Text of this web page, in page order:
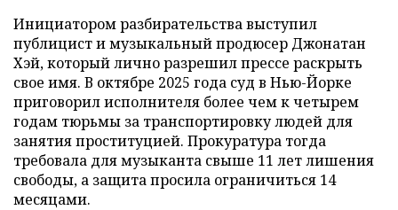
Инициатором разбирательства выступил
публицист и музыкальный продюсер Джонатан
Хэй, который лично разрешил прессе раскрыть
свое имя. В октябре 2025 года суд в Нью-Йорке
приговорил исполнителя более чем к четырем
годам тюрьмы за транспортировку людей для
занятия проституцией. Прокуратура тогда
требовала для музыканта свыше 11 лет лишения
свободы, а защита просила ограничиться 14
месяцами.